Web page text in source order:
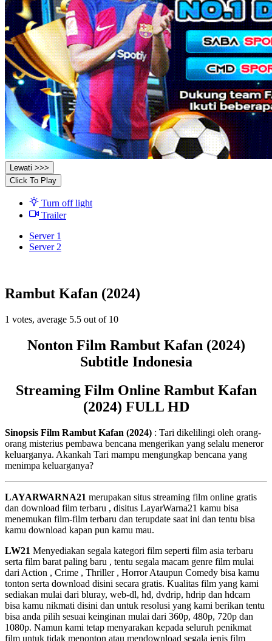
Lewati >>>
Click To Play
Turn off light
Trailer
Server 1
Server 2
Rambut Kafan (2024)
1 votes, average 5.5 out of 10
Nonton Film Rambut Kafan (2024)
Subtitle Indonesia
Streaming Film Online Rambut Kafan
(2024) FULL HD
Sinopsis Film Rambut Kafan (2024) : Tari dikelilingi oleh orang-
orang misterius pembawa bencana mengerikan yang selalu meneror
keluarganya. Akankah Tari mampu mengungkap bencana yang
menimpa keluarganya?
LAYARWARNA21 merupakan situs streaming film online gratis
dan download film terbaru , disitus LayarWarna21 kamu bisa
menemukan film-film terbaru dan terupdate saat ini dan tentu bisa
kamu download kapan pun kamu mau.
LW21 Menyediakan segala kategori film seperti film asia terbaru
serta film barat paling baru , tentu segala macam genre film mulai
dari Action , Crime , Thriller , Horror Ataupun Comedy bisa kamu
tonton serta download disini secara gratis. Kualitas film yang kami
sediakan mulai dari bluray, web-dl, hd, dvdrip, hdrip dan hdcam
bisa kamu nikmati disini dan untuk resolusi yang kami berikan tentu
bisa anda pilih sesuai keinginan mulai dari 360p, 480p, 720p dan
1080p. Namun kami tetap menyarakan kepada seluruh penikmat
film untuk tidak menonton atau mendownload segala jenis film